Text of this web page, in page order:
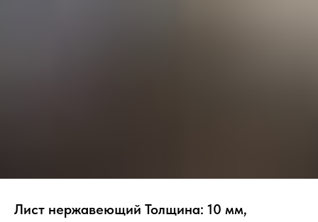
Лист нержавеющий Толщина: 10 мм,